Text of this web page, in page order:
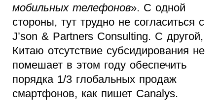
мобильных телефонов». С одной
стороны, тут трудно не согласиться с
J’son & Partners Consulting. С другой,
Китаю отсутствие субсидирования не
помешает в этом году обеспечить
порядка 1/3 глобальных продаж
смартфонов, как пишет Canalys.